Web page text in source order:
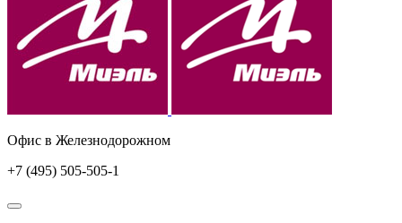
Офис в Железнодорожном
+7 (495) 505-505-1